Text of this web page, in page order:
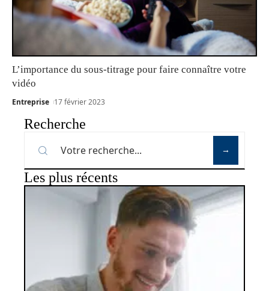
L’importance du sous-titrage pour faire connaître votre
vidéo
Entreprise 17 février 2023
Recherche
Les plus récents